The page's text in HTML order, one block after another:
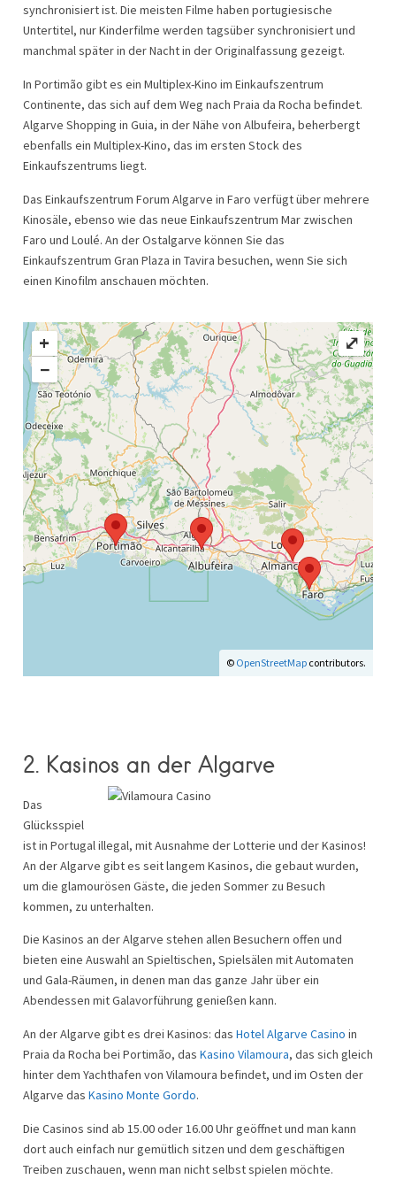
synchronisiert ist. Die meisten Filme haben portugiesische
Untertitel, nur Kinderfilme werden tagsüber synchronisiert und
manchmal später in der Nacht in der Originalfassung gezeigt.
In Portimão gibt es ein Multiplex-Kino im Einkaufszentrum
Continente, das sich auf dem Weg nach Praia da Rocha befindet.
Algarve Shopping in Guia, in der Nähe von Albufeira, beherbergt
ebenfalls ein Multiplex-Kino, das im ersten Stock des
Einkaufszentrums liegt.
Das Einkaufszentrum Forum Algarve in Faro verfügt über mehrere
Kinosäle, ebenso wie das neue Einkaufszentrum Mar zwischen
Faro und Loulé. An der Ostalgarve können Sie das
Einkaufszentrum Gran Plaza in Tavira besuchen, wenn Sie sich
einen Kinofilm anschauen möchten.
+
−
© OpenStreetMap contributors.
⤢
2. Kasinos an der Algarve
Das
Glücksspiel
ist in Portugal illegal, mit Ausnahme der Lotterie und der Kasinos!
An der Algarve gibt es seit langem Kasinos, die gebaut wurden,
um die glamourösen Gäste, die jeden Sommer zu Besuch
kommen, zu unterhalten.
Die Kasinos an der Algarve stehen allen Besuchern offen und
bieten eine Auswahl an Spieltischen, Spielsälen mit Automaten
und Gala-Räumen, in denen man das ganze Jahr über ein
Abendessen mit Galavorführung genießen kann.
An der Algarve gibt es drei Kasinos: das Hotel Algarve Casino in
Praia da Rocha bei Portimão, das Kasino Vilamoura, das sich gleich
hinter dem Yachthafen von Vilamoura befindet, und im Osten der
Algarve das Kasino Monte Gordo.
Die Casinos sind ab 15.00 oder 16.00 Uhr geöffnet und man kann
dort auch einfach nur gemütlich sitzen und dem geschäftigen
Treiben zuschauen, wenn man nicht selbst spielen möchte.